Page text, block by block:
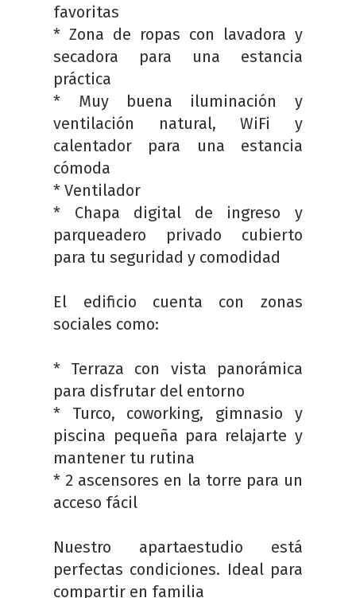
favoritas
* Zona de ropas con lavadora y
secadora para una estancia
práctica
* Muy buena iluminación y
ventilación natural, WiFi y
calentador para una estancia
cómoda
* Ventilador
* Chapa digital de ingreso y
parqueadero privado cubierto
para tu seguridad y comodidad
El edificio cuenta con zonas
sociales como:
* Terraza con vista panorámica
para disfrutar del entorno
* Turco, coworking, gimnasio y
piscina pequeña para relajarte y
mantener tu rutina
* 2 ascensores en la torre para un
acceso fácil
Nuestro apartaestudio está
perfectas condiciones. Ideal para
compartir en familia